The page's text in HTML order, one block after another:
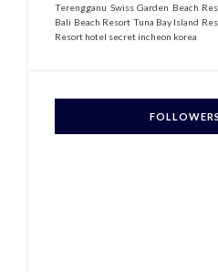
Terengganu Swiss Garden Beach
Bali Beach Resort Tuna Bay Island
Resort hotel secret incheon korea
FOLLOWERS